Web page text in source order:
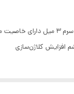
ویال سفید کننده دور چشم
افزایش کلاژن‌سازی